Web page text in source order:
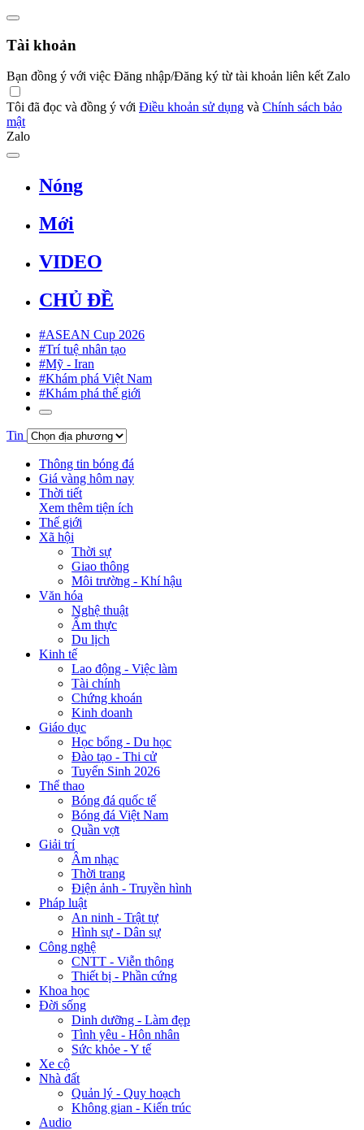
Tài khoản
Bạn đồng ý với việc Đăng nhập/Đăng ký từ tài khoản liên kết Zalo
Tôi đã đọc và đồng ý với Điều khoản sử dụng và Chính sách bảo
mật
Zalo
Nóng
Mới
VIDEO
CHỦ ĐỀ
#ASEAN Cup 2026
#Trí tuệ nhân tạo
#Mỹ - Iran
#Khám phá Việt Nam
#Khám phá thế giới
Tin
Thông tin bóng đá
Giá vàng hôm nay
Thời tiết
Xem thêm tiện ích
Thế giới
Xã hội
Thời sự
Giao thông
Môi trường - Khí hậu
Văn hóa
Nghệ thuật
Ẩm thực
Du lịch
Kinh tế
Lao động - Việc làm
Tài chính
Chứng khoán
Kinh doanh
Giáo dục
Học bổng - Du học
Đào tạo - Thi cử
Tuyển Sinh 2026
Thể thao
Bóng đá quốc tế
Bóng đá Việt Nam
Quần vợt
Giải trí
Âm nhạc
Thời trang
Điện ảnh - Truyền hình
Pháp luật
An ninh - Trật tự
Hình sự - Dân sự
Công nghệ
CNTT - Viễn thông
Thiết bị - Phần cứng
Khoa học
Đời sống
Dinh dưỡng - Làm đẹp
Tình yêu - Hôn nhân
Sức khỏe - Y tế
Xe cộ
Nhà đất
Quản lý - Quy hoạch
Không gian - Kiến trúc
Audio